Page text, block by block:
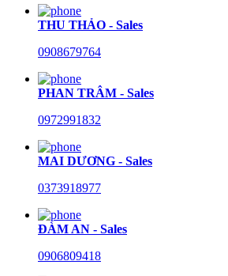
THU THẢO - Sales
0908679764
PHAN TRÂM - Sales
0972991832
MAI DƯƠNG - Sales
0373918977
ĐÀM AN - Sales
0906809418